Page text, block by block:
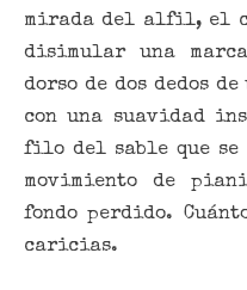
mirada del alfil, el
disimular una
dorso de dos dedos
con una suavidad
filo del sable que
movimiento de
fondo perdido.
caricias.